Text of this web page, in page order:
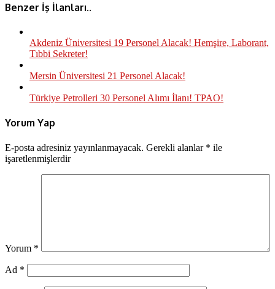
Benzer İş İlanları..
Akdeniz Üniversitesi 19 Personel Alacak! Hemşire, Laborant,
Tıbbi Sekreter!
Mersin Üniversitesi 21 Personel Alacak!
Türkiye Petrolleri 30 Personel Alımı İlanı! TPAO!
Yorum Yap
E-posta adresiniz yayınlanmayacak. Gerekli alanlar * ile
işaretlenmişlerdir
Yorum *
Ad *